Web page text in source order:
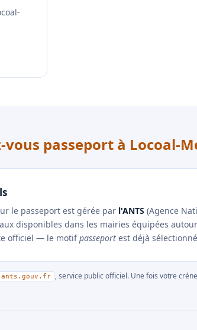
passeport à Locoal-
le passeport est gérée par l'ANTS (Agence
disponibles dans les mairies équipées
officiel — le motifpasseport est déjà
, service public officiel. Une fois votre